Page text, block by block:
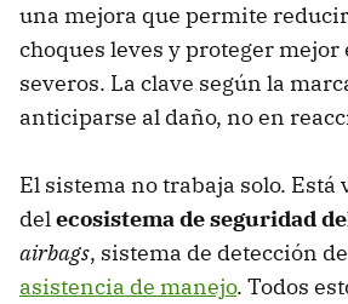
una mejora que permite
choques leves y proteger mejor
severos. La clave según la
anticiparse al daño, no en
El sistema no trabaja solo.
delecosistema de seguridad
airbags, sistema de detección
asistencia de manejo. Todos